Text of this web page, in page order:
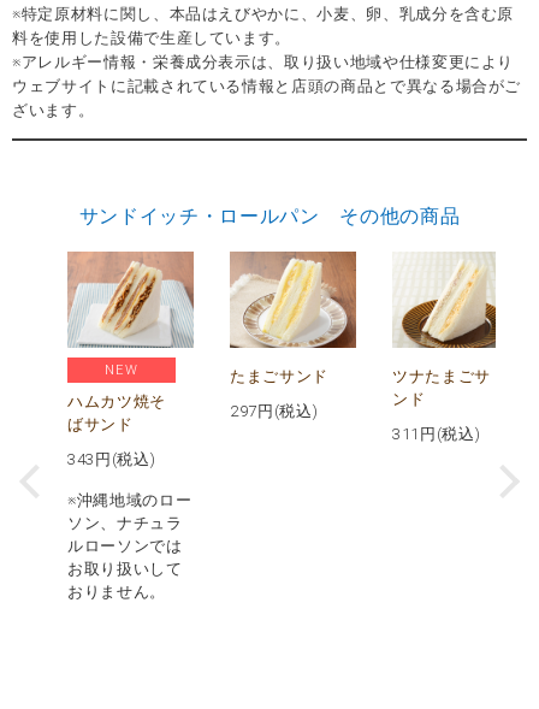
※特定原材料に関し、本品はえびやかに、小麦、卵、乳成分を含む原
料を使用した設備で生産しています。
※アレルギー情報・栄養成分表示は、取り扱い地域や仕様変更により
ウェブサイトに記載されている情報と店頭の商品とで異なる場合がご
ざいます。
サンドイッチ・ロールパン その他の商品
NEW
ハムカツ焼そ
ばサンド
343 円(税込)
※沖縄地域のロー
ソン、ナチュラ
ルローソンでは
お取り扱いして
おりません。
たまごサンド
297 円(税込)
ツナたまごサ
ンド
311 円(税込)